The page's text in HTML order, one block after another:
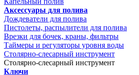
Аксессуары для полива
Дождеватели для полива
Пистолеты, распылители для полива
Врезки для бочек, краны, фильтры
Таймеры и регуляторы уровня воды
Столярно-слесарный инструмент
Столярно-слесарный инструмент
Ключи